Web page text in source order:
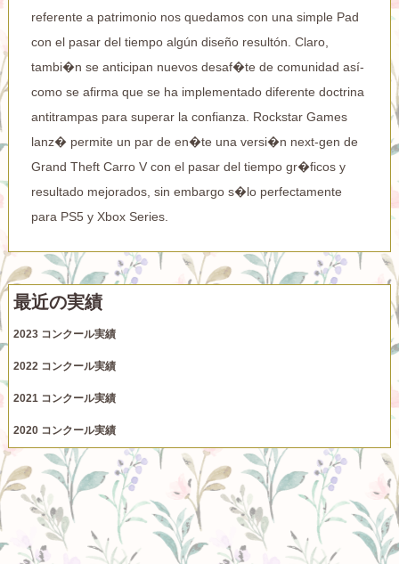
referente a patrimonio nos quedamos con una simple Pad
con el pasar del tiempo algún diseño resultón. Claro,
tambi�n se anticipan nuevos desaf�te de comunidad así­
como se afirma que se ha implementado diferente doctrina
antitrampas para superar la confianza. Rockstar Games
lanz� permite un par de en�te una versi�n next-gen de
Grand Theft Carro V con el pasar del tiempo gr�ficos y
resultado mejorados, sin embargo s�lo perfectamente
para PS5 y Xbox Series.
最近の実績
2023 コンクール実績
2022 コンクール実績
2021 コンクール実績
2020 コンクール実績